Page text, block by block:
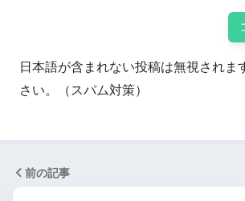
日本語が含まれない投稿は無視されま
さい。（スパム対策）
前の記事